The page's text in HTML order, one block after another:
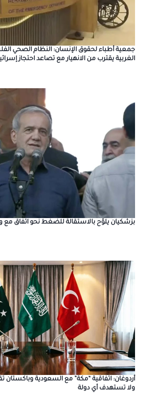
جمعية أطباء لحقوق الإنسان: النظام الصحي
الغربية يقترب من الانهيار مع تصاعد احتجاز
بزشكيان يلوّح بالاستقالة للضغط نحو اتفاق
أردوغان: اتفاقية “مكة” مع السعودية وباكستان
ولا تستهدف أي دولة